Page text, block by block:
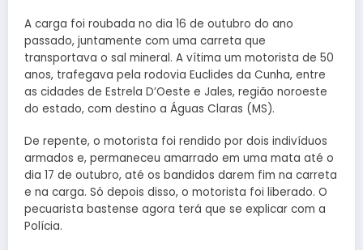
A carga foi roubada no dia 16 de outubro do ano
passado, juntamente com uma carreta que
transportava o sal mineral. A vítima um motorista de 50
anos, trafegava pela rodovia Euclides da Cunha, entre
as cidades de Estrela D’Oeste e Jales, região noroeste
do estado, com destino a Águas Claras (MS).
De repente, o motorista foi rendido por dois indivíduos
armados e, permaneceu amarrado em uma mata até o
dia 17 de outubro, até os bandidos darem fim na carreta
e na carga. Só depois disso, o motorista foi liberado. O
pecuarista bastense agora terá que se explicar com a
Polícia.